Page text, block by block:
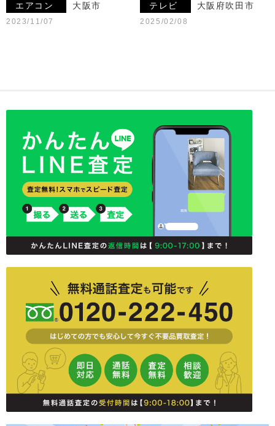
エアコン 大阪市
2023/11/07
テレビ 大阪府吹田市
2025/02/08